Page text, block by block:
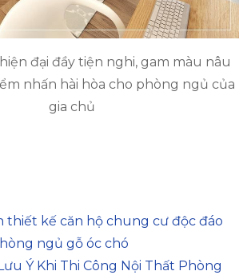
đại đầy tiện nghi, gam màu nâu
nhấn hài hòa cho phòng ngủ của
gia chủ
thiết kế căn hộ chung cư độc đáo
ngủ gỗ óc chó
Ý Khi Thi Công Nội Thất Phòng